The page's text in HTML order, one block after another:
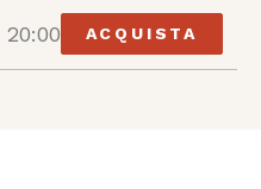
20:00 ACQUISTA